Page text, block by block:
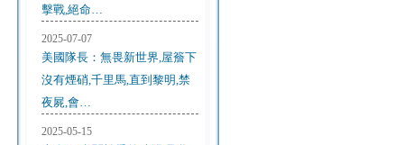
擊戰,絕命…
2025-07-07
美國隊長：無畏新世界,屋簷下
沒有煙硝,千里馬,直到黎明,禁
夜屍,會…
2025-05-15